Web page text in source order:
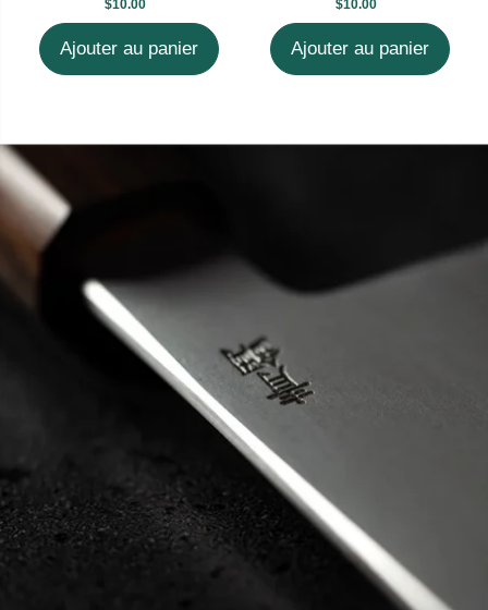
$10.00
Ajouter au panier
$10.00
Ajouter au panier